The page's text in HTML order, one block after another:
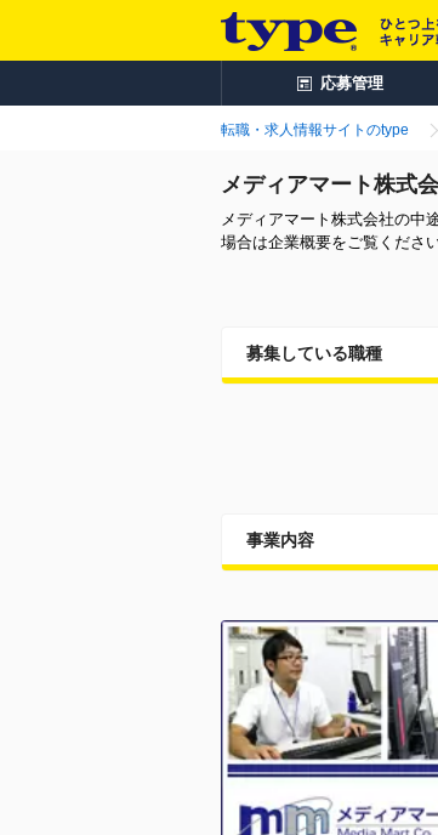
応募管理
転職・求人情報サイトのtype
メディアマート株式
メディアマート株式会社の中
場合は企業概要をご覧ください
募集している職種
事業内容